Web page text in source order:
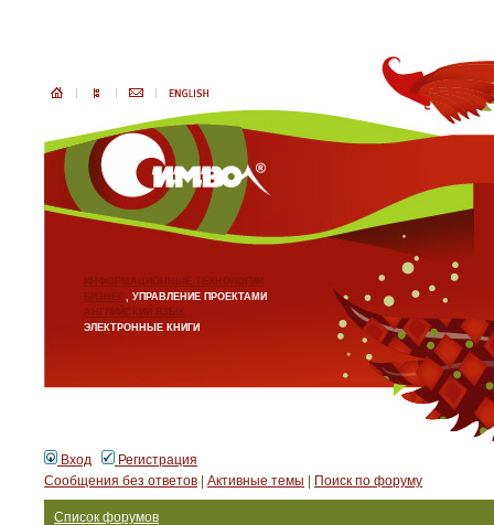
ИНФОРМАЦИОННЫЕ ТЕХНОЛОГИИ
БИЗНЕС, УПРАВЛЕНИЕ ПРОЕКТАМИ
АНГЛИЙСКИЙ ЯЗЫК
ЭЛЕКТРОННЫЕ КНИГИ
Вход
Регистрация
Сообщения без ответов
Активные темы Поиск по форуму
Список форумов